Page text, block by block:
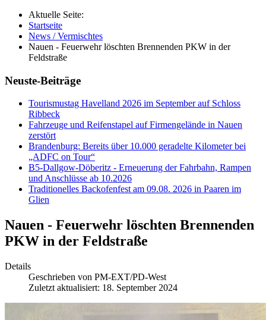
Aktuelle Seite:
Startseite
News / Vermischtes
Nauen - Feuerwehr löschten Brennenden PKW in der
Feldstraße
Neuste-Beiträge
Tourismustag Havelland 2026 im September auf Schloss
Ribbeck
Fahrzeuge und Reifenstapel auf Firmengelände in Nauen
zerstört
Brandenburg: Bereits über 10.000 geradelte Kilometer bei
„ADFC on Tour“
B5-Dallgow-Döberitz - Erneuerung der Fahrbahn, Rampen
und Anschlüsse ab 10.2026
Traditionelles Backofenfest am 09.08. 2026 in Paaren im
Glien
Nauen - Feuerwehr löschten Brennenden
PKW in der Feldstraße
Details
Geschrieben von PM-EXT/PD-West
Zuletzt aktualisiert: 18. September 2024